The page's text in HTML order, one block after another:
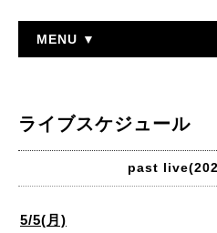
MENU ▼
ライブスケジュール
past
5/5(月)